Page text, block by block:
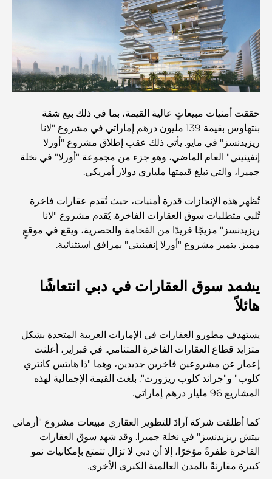
أفضل المناطق للسكن في دبي مع العائلة: اكتشف أفضل
الخيارات
فنادق الخمس نجوم في دبي: فخامة لا مثيل لها لكل مسافر
أشياء يمكنك القيام بها في وسط مدينة دبي: دليلك الشامل
أفضل أماكن الإفطار في دبي: أفضل 7 أماكن لا تُضاهى لتجربة
إفطار رمضاني لا يُنسى
المقاهي في منطقة الخليج التجاري: مزيج مثالي من القهوة
والمجتمع
مطاعم دبي الحائزة على نجمة ميشلان: جولة مغامرة لعشاق
استكشاف مطاعم جميرا جولف إستيتس: دليل الطهي
Dubai Horse Racing: Where Tradition Meets
Global Competition
المقاهي في نخلة جميرا: دليل لأفضل أماكن القهوة وأسلوب
الحياة في الجزيرة
أفضل وجبات الإفطار في دبي: اختياراتي المفضلة لعام 2026
كيفية الحصول على قرض عقاري في دبي: الدليل الشامل
حققت أمنيات مبيعاتٍ عالية القيمة، بما في ذلك بيع شقة
بنتهاوس بقيمة 139 مليون درهم إماراتي في مشروع "لانا
ريزيدنسز" في مايو. يأتي ذلك عقب إطلاق مشروع "أورلا
إنفينيتي" العام الماضي، وهو جزء من مجموعة "أورلا" في نخلة
جميرا، والتي تبلغ قيمتها ملياري دولار أمريكي.
تُظهر هذه الإنجازات قدرة أمنيات، حيث تُقدم عقارات فاخرة
تُلبي متطلبات سوق العقارات الفاخرة. يُقدم مشروع "لانا
ريزيدنسز" مزيجًا فريدًا من الفخامة والحصرية، ويقع في موقعٍ
مميز. يتميز مشروع "أورلا إنفينيتي" بمرافق استثنائية.
يشهد سوق العقارات في دبي انتعاشًا
هائلاً
يستهدف مطورو العقارات في الإمارات العربية المتحدة بشكل
متزايد قطاع العقارات الفاخرة المتنامي. في فبراير، أعلنت
إعمار عن مشروعين فاخرين جديدين، وهما "ذا هايتس كانتري
كلوب" و"جراند كلوب ريزورت". بلغت القيمة الإجمالية لهذه
المشاريع 96 مليار درهم إماراتي.
كما أطلقت شركة أرادَ للتطوير العقاري مبيعات مشروع "أرماني
بيتش ريزيدنسز" في نخلة جميرا. وقد شهد سوق العقارات
الفاخرة طفرةً مؤخرًا، إلا أن دبي لا تزال تتمتع بإمكانيات نمو
كبيرة مقارنةً بالمدن العالمية الكبرى الأخرى.